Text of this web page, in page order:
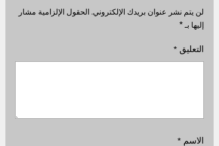
لن يتم نشر عنوان بريدك الإلكتروني. الحقول الإلزامية مشار
إليها بـ*
التعليق*
الاسم*